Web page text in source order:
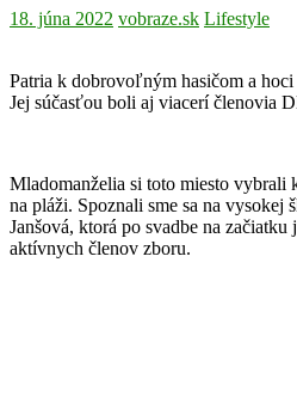
18. júna 2022 vobraze.sk Lifestyle
Patria k dobrovoľným hasičom a
Jej súčasťou boli aj viacerí členovia
Mladomanželia si toto miesto vybrali
na pláži. Spoznali sme sa na vysokej
Janšová, ktorá po svadbe na
aktívnych členov zboru.